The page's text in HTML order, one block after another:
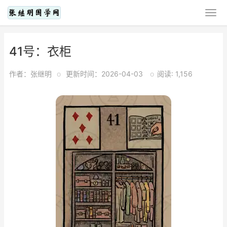
41号：衣柜
作者：张继明 o 更新时间：2026-04-03 o 阅读: 1,156